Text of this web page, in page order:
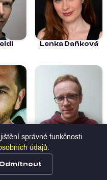
se Registrace
Lenka Daňková
Pavel Novák
Všechny
správné funkčnosti.
údajů.
Odmítnout